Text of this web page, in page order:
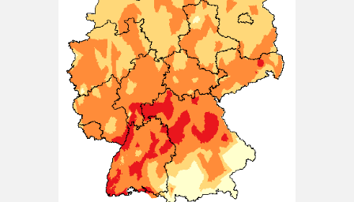
Wetterwerte von Freitag 07.08.2026 16:00:
Wetterzustand: wolkenlos Lufttemperatur in 2 Metern
Höhe: 27° mittlere Windrichtung: N[...]
Nürnberg (7.8. 16:00): wolkenlos 26°
7 August 2026
Wetterwerte von Freitag 07.08.2026 16:00:
Wetterzustand: wolkenlos Lufttemperatur in 2 Metern
Höhe: 26° mittlere Windgeschwindigkeit: 7 km/h